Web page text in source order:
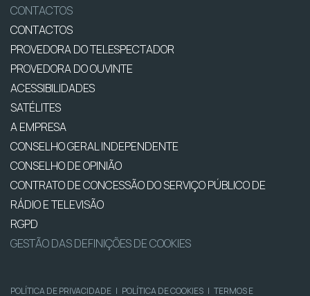
CONTACTOS
CONTACTOS
PROVEDORA DO TELESPECTADOR
PROVEDORA DO OUVINTE
ACESSIBILIDADES
SATÉLITES
A EMPRESA
CONSELHO GERAL INDEPENDENTE
CONSELHO DE OPINIÃO
CONTRATO DE CONCESSÃO DO SERVIÇO PÚBLICO DE
RÁDIO E TELEVISÃO
RGPD
GESTÃO DAS DEFINIÇÕES DE COOKIES
POLÍTICA DE PRIVACIDADE | POLÍTICA DE COOKIES | TERMOS E